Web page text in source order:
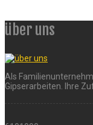
über uns
Als
Gipserarbeiten. Ihre